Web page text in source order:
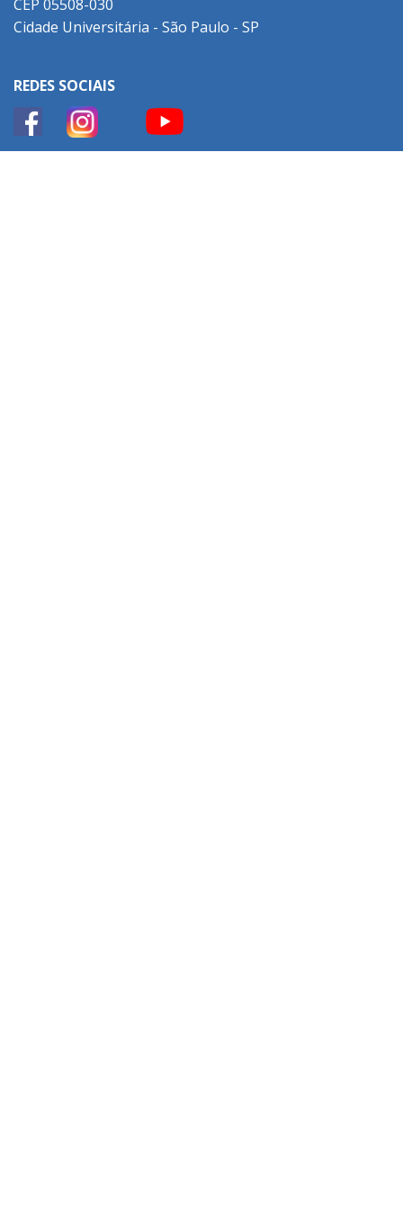
CEP 05508-030
Cidade Universitária - São Paulo - SP
REDES SOCIAIS